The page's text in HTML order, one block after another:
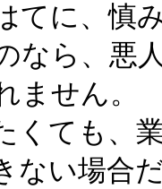
に、慎
なら、悪
ません。
ても、
ない場合